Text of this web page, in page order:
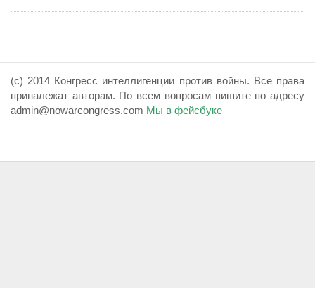
(с) 2014 Конгресс интеллигенции против войны. Все права
приналежат авторам. По всем вопросам пишите по адресу
admin@nowarcongress.com Мы в фейсбуке